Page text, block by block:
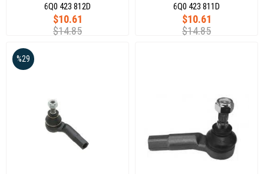
$10.61
$14.85
6Q0 423 812D
$10.61
$14.85
6Q0 423 811D
%29